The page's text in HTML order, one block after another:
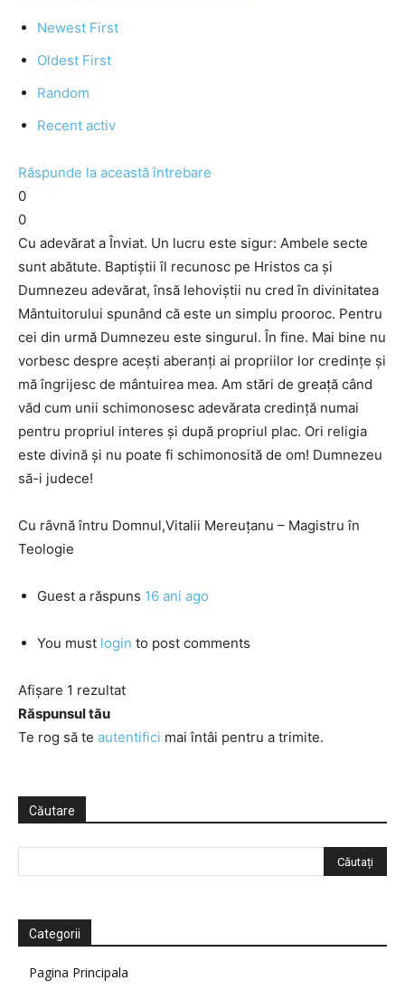
Newest First
Oldest First
Random
Recent activ
Răspunde la această întrebare
0
0
Cu adevărat a Înviat. Un lucru este sigur: Ambele secte
sunt abătute. Baptiștii îl recunosc pe Hristos ca și
Dumnezeu adevărat, însă Iehoviștii nu cred în divinitatea
Mântuitorului spunând că este un simplu prooroc. Pentru
cei din urmă Dumnezeu este singurul. În fine. Mai bine nu
vorbesc despre acești aberanți ai propriilor lor credințe și
mă îngrijesc de mântuirea mea. Am stări de greață când
văd cum unii schimonosesc adevărata credință numai
pentru propriul interes și după propriul plac. Ori religia
este divină și nu poate fi schimonosită de om! Dumnezeu
să-i judece!
Cu râvnă întru Domnul,Vitalii Mereuţanu – Magistru în
Teologie
Guest a răspuns 16 ani ago
You must login to post comments
Afișare 1 rezultat
Răspunsul tău
Te rog să te autentifici mai întâi pentru a trimite.
Căutare
Categorii
Pagina Principala